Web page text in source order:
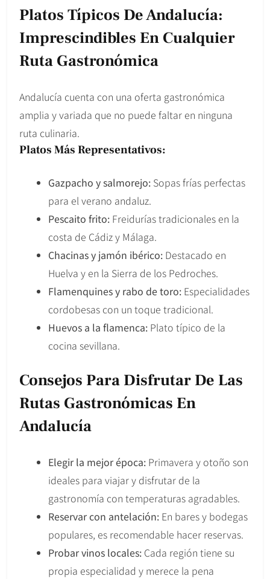
Platos Típicos De Andalucía:
Imprescindibles En Cualquier
Ruta Gastronómica
Andalucía cuenta con una oferta gastronómica
amplia y variada que no puede faltar en ninguna
ruta culinaria.
Platos Más Representativos:
Gazpacho y salmorejo: Sopas frías perfectas
para el verano andaluz.
Pescaito frito: Freidurías tradicionales en la
costa de Cádiz y Málaga.
Chacinas y jamón ibérico: Destacado en
Huelva y en la Sierra de los Pedroches.
Flamenquines y rabo de toro: Especialidades
cordobesas con un toque tradicional.
Huevos a la flamenca: Plato típico de la
cocina sevillana.
Consejos Para Disfrutar De Las
Rutas Gastronómicas En
Andalucía
Elegir la mejor época: Primavera y otoño son
ideales para viajar y disfrutar de la
gastronomía con temperaturas agradables.
Reservar con antelación: En bares y bodegas
populares, es recomendable hacer reservas.
Probar vinos locales: Cada región tiene su
propia especialidad y merece la pena